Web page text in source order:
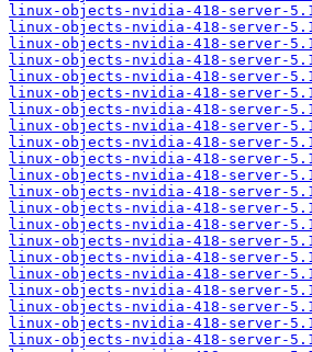
linux-objects-nvidia-418-server-
linux-objects-nvidia-418-server-
linux-objects-nvidia-418-server-
linux-objects-nvidia-418-server-
linux-objects-nvidia-418-server-
linux-objects-nvidia-418-server-
linux-objects-nvidia-418-server-
linux-objects-nvidia-418-server-
linux-objects-nvidia-418-server-
linux-objects-nvidia-418-server-
linux-objects-nvidia-418-server-
linux-objects-nvidia-418-server-
linux-objects-nvidia-418-server-
linux-objects-nvidia-418-server-
linux-objects-nvidia-418-server-
linux-objects-nvidia-418-server-
linux-objects-nvidia-418-server-
linux-objects-nvidia-418-server-
linux-objects-nvidia-418-server-
linux-objects-nvidia-418-server-
linux-objects-nvidia-418-server-